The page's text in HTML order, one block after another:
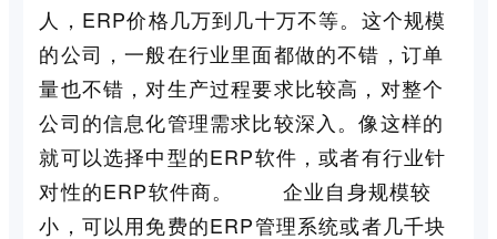
人，ERP价格几万到几十万不等。这个规模
的公司，一般在行业里面都做的不错，订单
量也不错，对生产过程要求比较高，对整个
公司的信息化管理需求比较深入。像这样的
就可以选择中型的ERP软件，或者有行业针
对性的ERP软件商。 企业自身规模较
小，可以用免费的ERP管理系统或者几千块